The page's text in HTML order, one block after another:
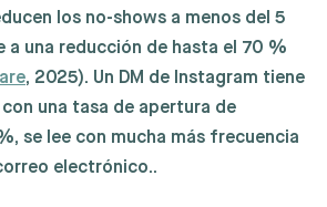
los no-shows a menos del 5
a una reducción de hasta el 70 %
, 2025). Un DM de Instagram tiene
con una tasa de apertura de
se lee con mucha más frecuencia
electrónico..